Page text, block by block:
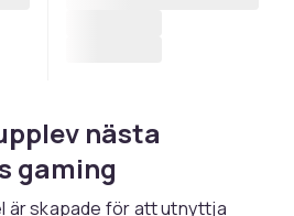
nästa
gaming
är skapade för att utnyttja